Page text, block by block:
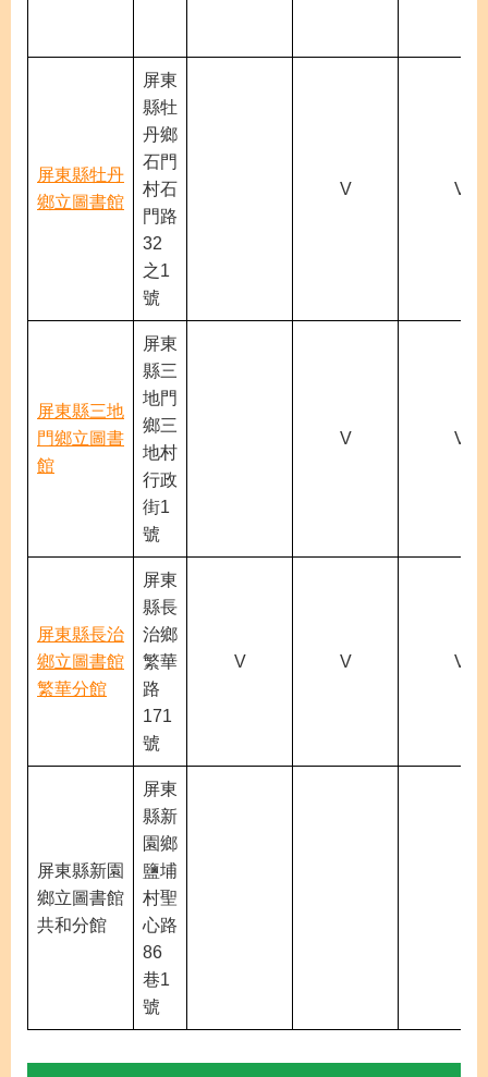
屏東縣牡丹
鄉立圖書館
屏東
縣牡
丹鄉
石門
村石
門路
32
之1
號
V V
屏東縣三地
門鄉立圖書
館
屏東
縣三
地門
鄉三
地村
行政
街1
號
V V
屏東縣長治
鄉立圖書館
繁華分館
屏東
縣長
治鄉
繁華
路
171
號
V V V
屏東縣新園
鄉立圖書館
共和分館
屏東
縣新
園鄉
鹽埔
村聖
心路
86
巷1
號